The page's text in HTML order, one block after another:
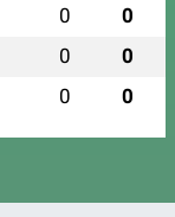
0 0
0 0
0 0